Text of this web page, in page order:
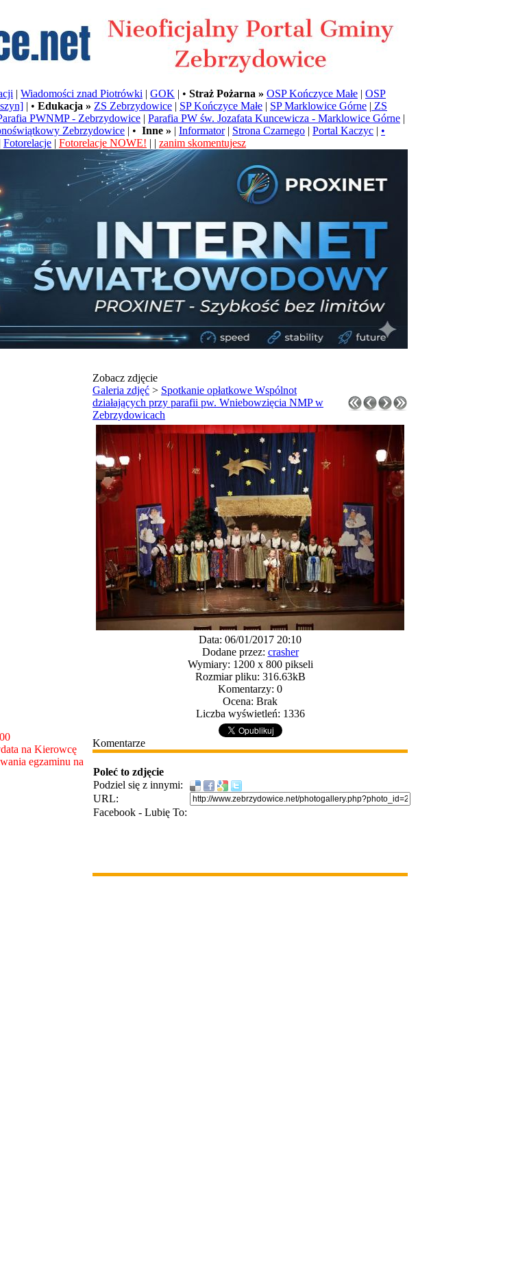
| Wiadomości znad Piotrówki | GOK | • Straż Pożarna » OSP Kończyce Małe | OSP
| • Edukacja » ZS Zebrzydowice | SP Kończyce Małe | SP Marklowice Górne | ZS
PWNMP - Zebrzydowice | Parafia PW św. Jozafata Kuncewicza - Marklowice Górne |
Zebrzydowice | • Inne » | Informator| Strona Czarnego | Portal Kaczyc | •
Fotorelacje | Fotorelacje NOWE! | | zanim skomentujesz
na Kierowcę
egzaminu na
Zobacz zdjęcie
Galeria zdjęć > Spotkanie opłatkowe Wspólnot
działających przy parafii pw. Wniebowzięcia NMP w
Zebrzydowicach
Data: 06/01/2017 20:10
Dodane przez: crasher
Wymiary: 1200 x 800 pikseli
Rozmiar pliku: 316.63kB
Komentarzy: 0
Ocena: Brak
Liczba wyświetleń: 1336
Komentarze
Poleć to zdjęcie
Podziel się z innymi:
URL:
Facebook - Lubię To: